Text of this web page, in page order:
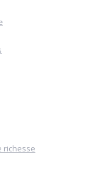
richesse